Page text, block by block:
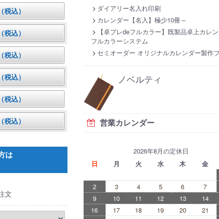
税込）
税込）
税込）
税込）
税込）
税込）
は
文
ダイアリー名入れ印刷
カレンダー【名入】極少10冊～
【卓プレdeフルカラー】既製品卓上カレ
フルカラーシステム
セミオーダー オリジナルカレンダー製作
ノベルティ
営業カレンダー
2026年8月の定休日
日
月 火 水 木 金
2 3 4 5 6
7
9
10 11 12 13
14
16
17 18 19 20
21